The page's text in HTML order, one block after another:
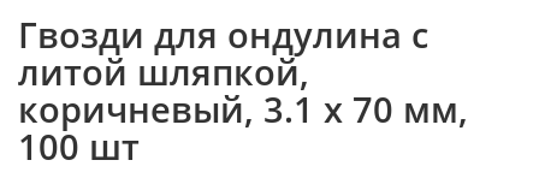
Гвозди для ондулина с
литой шляпкой,
коричневый, 3.1 х 70 мм,
100 шт